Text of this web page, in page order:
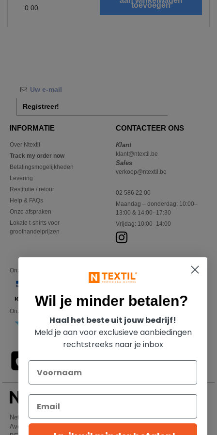
0.00
Registreer!
INFORMATIE
Over Ntextil
Track my order now
Betalingsmogelijkheden
Levering
Restitutie / retour
Help & FAQs
Onze afspraken
Lokale t-shirts voor
groothandelprijzen
CONTACTEER ONS
Klant
klant@ntextil.be
Sales
verkoop@ntextil.be
02 586 22 00
Maandag – donderdag: 10:00–
13:00 & 14:00–17:30
Vrijdag: 10:00–14:00
Onze financiële partners
Onze transporteurs
Netenders Belgium SRL
Avenue Hermann-Debroux 54, 1160, Bruxelles
Wil je minder betalen?
Haal het beste uit jouw bedrijf!
Meld je aan voor exclusieve aanbiedingen
rechtstreeks naar je inbox